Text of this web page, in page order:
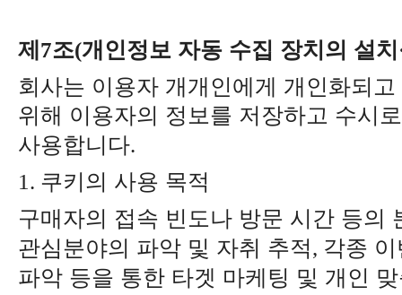
제7조(개인정보 자동 수집 장치의 설치
회사는 이용자 개개인에게 개인화되
위해 이용자의 정보를 저장하고 수시
사용합니다.
1. 쿠키의 사용 목적
구매자의 접속 빈도나 방문 시간 등의
관심분야의 파악 및 자취 추적, 각종
파악 등을 통한 타겟 마케팅 및 개인